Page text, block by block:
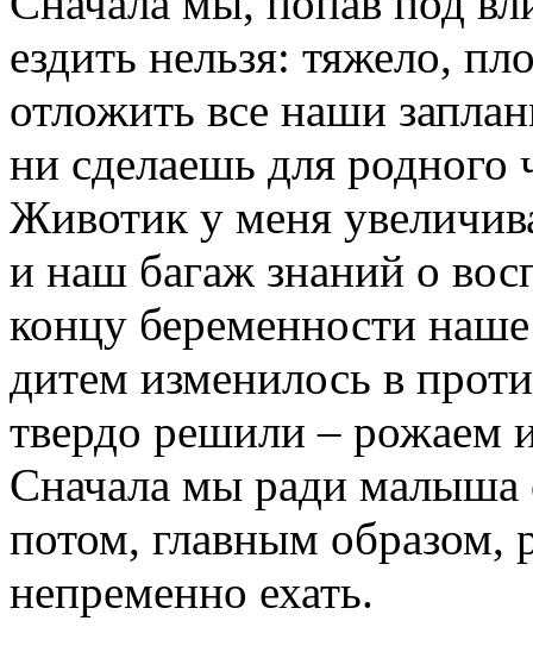
ездить нельзя: тяжело,
отложить все наши
ни сделаешь для родного
Животик у меня
и наш багаж знаний о
концу беременности наше
дитем изменилось в
твердо решили – рожаем
Сначала мы ради малыша
потом, главным образом,
непременно ехать.